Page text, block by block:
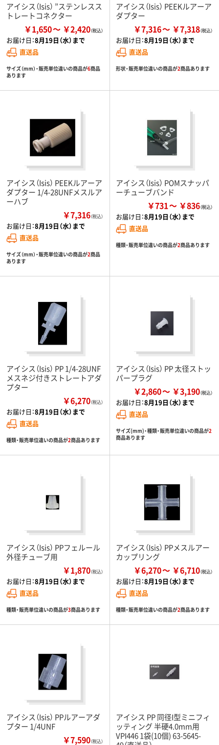
アイシス（Isis） ”ステンレスス
トレートコネクター
￥1,650 ￥2,420
お届け日：8月19日（水）まで
直送品
サイズ（mm）・販売単位違いの商品が6商品
あります
アイシス（Isis） PEEKルアーア
ダプター
￥7,316 ￥7,318
お届け日：8月19日（水）まで
直送品
形状・販売単位違いの商品が2商品あります
アイシス（Isis） PEEKルアーア
ダプター 1/4-28UNFメスルア
ーハブ
￥7,316（税込）
お届け日：8月19日（水）まで
直送品
サイズ（mm）・販売単位違いの商品が2商品
あります
アイシス（Isis） POMスナッパ
ーチューブバンド
￥731 ￥836
お届け日：8月19日（水）まで
直送品
種類・販売単位違いの商品が2商品あります
アイシス（Isis） PP 1/4-28UNF
メスネジ付きストレートアダ
プター
￥6,270（税込）
お届け日：8月19日（水）まで
直送品
種類・販売単位違いの商品が2商品あります
アイシス（Isis） PP 太径ストッ
パープラグ
￥2,860 ￥3,190
お届け日：8月19日（水）まで
直送品
サイズ(mm)・種類・販売単位違いの商品が2
商品あります
アイシス（Isis） PPフェルール
外径チューブ用
￥1,870（税込）
お届け日：8月19日（水）まで
直送品
種類・販売単位違いの商品が3商品あります
アイシス（Isis） PPメスルアー
カップリング
￥6,270 ￥6,710
お届け日：8月19日（水）まで
直送品
種類・販売単位違いの商品が2商品あります
アイシス（Isis） PPルアーアダ
プター 1/4UNF
￥7,590（税込）
アイシス PP 同径I型ミニフィ
ッティング 半硬4.0mm用
VPI446 1袋(10個) 63-5645-